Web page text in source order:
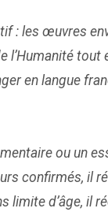
: les œuvres
en langue
ou un
confirmés, il
limite d’âge, il